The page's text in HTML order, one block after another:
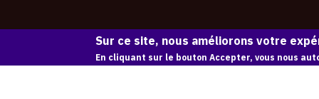
Sur ce site, nous améliorons votre
En cliquant sur le bouton Accepter, vous nous